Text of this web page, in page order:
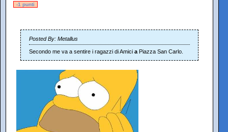
-1 punti
Posted By: Metallus
Secondo me va a sentire i ragazzi di Amici a Piazza San Carlo.